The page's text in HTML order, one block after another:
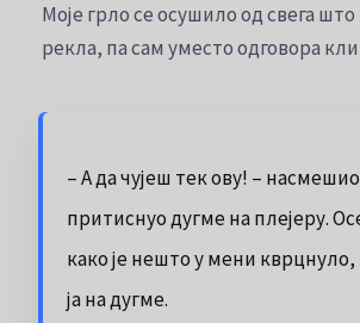
Моје грло се осушило од свега
рекла, па сам уместо одговора
– А да чујеш тек ову! –
притиснуо дугме на плејеру.
како је нешто у мени кврцнуло,
ја на дугме.